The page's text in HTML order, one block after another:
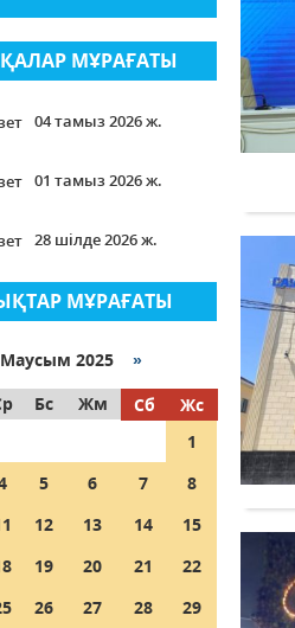
МҰРАҒАТЫ
04 тамыз 2026 ж.
01 тамыз 2026 ж.
28 шілде 2026 ж.
МҰРАҒАТЫ
2025 »
Бс Жм Сб
Жс
1
5 6 7
8
12 13 14
15
19 20 21
22
26 27 28 29